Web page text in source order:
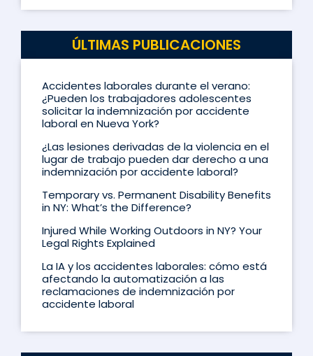
ÚLTIMAS PUBLICACIONES
Accidentes laborales durante el verano:
¿Pueden los trabajadores adolescentes
solicitar la indemnización por accidente
laboral en Nueva York?
¿Las lesiones derivadas de la violencia en el
lugar de trabajo pueden dar derecho a una
indemnización por accidente laboral?
Temporary vs. Permanent Disability Benefits
in NY: What’s the Difference?
Injured While Working Outdoors in NY? Your
Legal Rights Explained
La IA y los accidentes laborales: cómo está
afectando la automatización a las
reclamaciones de indemnización por
accidente laboral